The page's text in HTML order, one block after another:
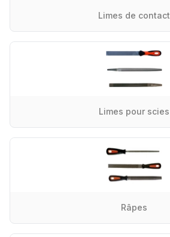
Limes de contact
Limes pour scies
Râpes